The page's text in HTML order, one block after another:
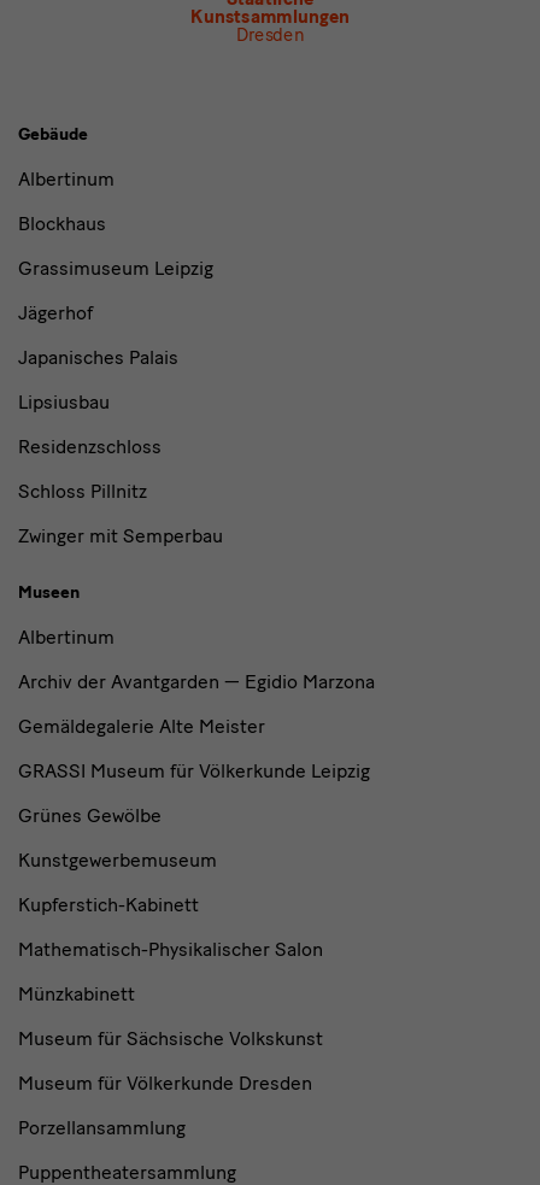
Kunstsammlungen
Dresden
Gebäude,
Museen
Institutionen
Gebäude
Albertinum
Blockhaus
Grassimuseum Leipzig
Jägerhof
Japanisches Palais
Lipsiusbau
Residenzschloss
Schloss Pillnitz
Zwinger mit Semperbau
Museen
Albertinum
Archiv der Avantgarden — Egidio Marzona
Gemäldegalerie Alte Meister
GRASSI Museum für Völkerkunde Leipzig
Grünes Gewölbe
Kunstgewerbemuseum
Kupferstich-Kabinett
Mathematisch-Physikalischer Salon
Münzkabinett
Museum für Sächsische Volkskunst
Museum für Völkerkunde Dresden
Porzellansammlung
Puppentheatersammlung